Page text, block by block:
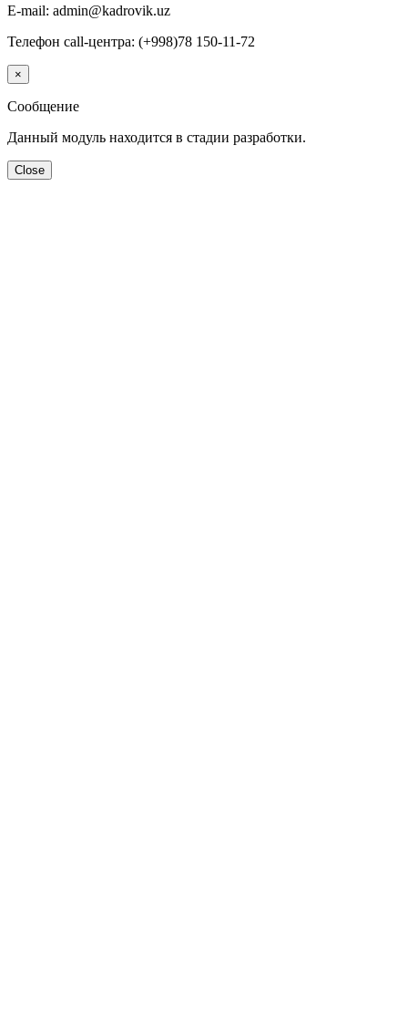
E-mail: admin@kadrovik.uz
Телефон call-центра: (+998)78 150-11-72
×
Сообщение
Данный модуль находится в стадии разработки.
Close